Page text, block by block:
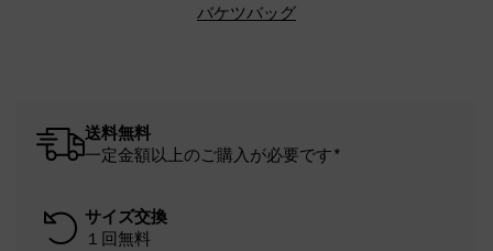
バケツバッグ
送料無料
一定金額以上のご購入が必要です*
サイズ交換
１回無料